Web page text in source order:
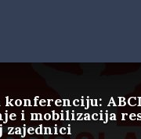
konferenciju:
i mobilizacija
zajednici